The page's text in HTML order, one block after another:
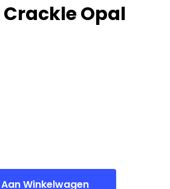
Opal
Winkelwagen